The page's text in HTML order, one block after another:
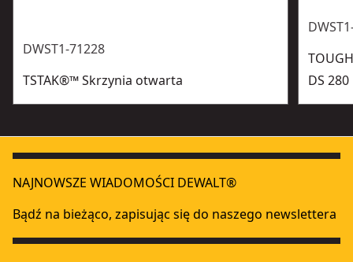
DWST1-71228
TSTAK®™ Skrzynia otwarta
DS 280
NAJNOWSZE WIADOMOŚCI DEWALT®
Bądź na bieżąco, zapisując się do naszego newslettera